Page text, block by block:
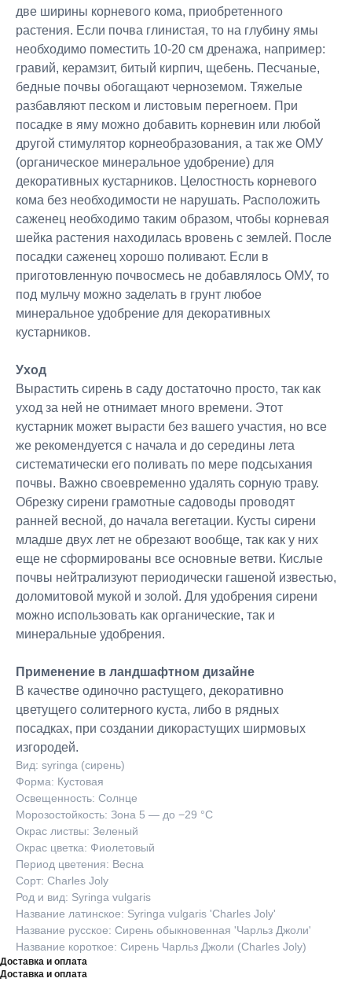
две ширины корневого кома, приобретенного
растения. Если почва глинистая, то на глубину ямы
необходимо поместить 10-20 см дренажа, например:
гравий, керамзит, битый кирпич, щебень. Песчаные,
бедные почвы обогащают черноземом. Тяжелые
разбавляют песком и листовым перегноем. При
посадке в яму можно добавить корневин или любой
другой стимулятор корнеобразования, а так же ОМУ
(органическое минеральное удобрение) для
декоративных кустарников. Целостность корневого
кома без необходимости не нарушать. Расположить
саженец необходимо таким образом, чтобы корневая
шейка растения находилась вровень с землей. После
посадки саженец хорошо поливают. Если в
приготовленную почвосмесь не добавлялось ОМУ, то
под мульчу можно заделать в грунт любое
минеральное удобрение для декоративных
кустарников.
Уход
Вырастить сирень в саду достаточно просто, так как
уход за ней не отнимает много времени. Этот
кустарник может вырасти без вашего участия, но все
же рекомендуется с начала и до середины лета
систематически его поливать по мере подсыхания
почвы. Важно своевременно удалять сорную траву.
Обрезку сирени грамотные садоводы проводят
ранней весной, до начала вегетации. Кусты сирени
младше двух лет не обрезают вообще, так как у них
еще не сформированы все основные ветви. Кислые
почвы нейтрализуют периодически гашеной известью,
доломитовой мукой и золой. Для удобрения сирени
можно использовать как органические, так и
минеральные удобрения.
Применение в ландшафтном дизайне
В качестве одиночно растущего, декоративно
цветущего солитерного куста, либо в рядных
посадках, при создании дикорастущих ширмовых
изгородей.
Вид: syringa (сирень)
Форма: Кустовая
Освещенность: Солнце
Морозостойкость: Зона 5 — до −29 °C
Окрас листвы: Зеленый
Окрас цветка: Фиолетовый
Период цветения: Весна
Сорт: Charles Joly
Род и вид: Syringa vulgaris
Название латинское: Syringa vulgaris 'Charles Joly'
Название русское: Сирень обыкновенная 'Чарльз Джоли'
Название короткое: Сирень Чарльз Джоли (Charles Joly)
Доставка и оплата
Доставка и оплата